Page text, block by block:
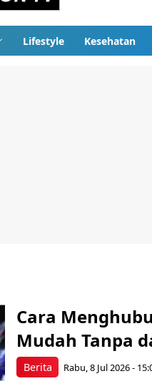
Lifestyle Kesehatan
Berita
Cara
Mudah Tanpa
Rabu, 8 Jul 2026 -